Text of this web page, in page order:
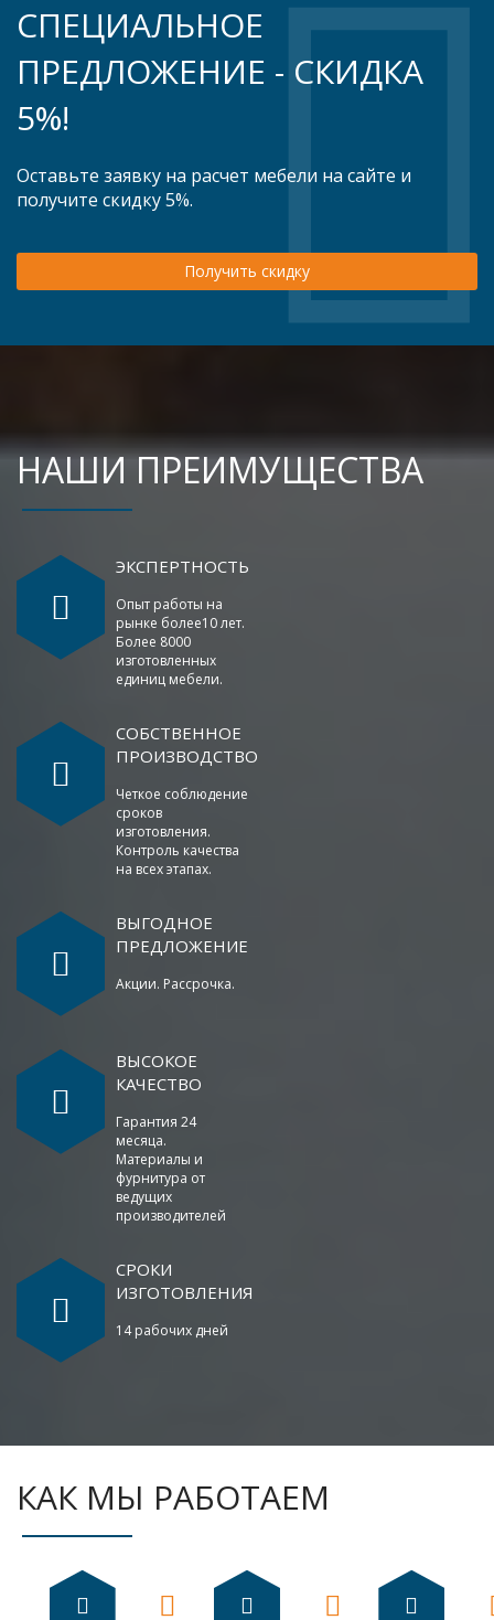
СПЕЦИАЛЬНОЕ
ПРЕДЛОЖЕНИЕ - СКИДКА
5%!
Оставьте заявку на расчет мебели на сайте и
получите скидку 5%.
Получить скидку
НАШИ ПРЕИМУЩЕСТВА
ЭКСПЕРТНОСТЬ
Опыт работы на
рынке более10 лет.
Более 8000
изготовленных
единиц мебели.
СОБСТВЕННОЕ
ПРОИЗВОДСТВО
Четкое соблюдение
сроков
изготовления.
Контроль качества
на всех этапах.
ВЫГОДНОЕ
ПРЕДЛОЖЕНИЕ
Акции. Рассрочка.
ВЫСОКОЕ
КАЧЕСТВО
Гарантия 24
месяца.
Материалы и
фурнитура от
ведущих
производителей
СРОКИ
ИЗГОТОВЛЕНИЯ
14 рабочих дней
КАК МЫ РАБОТАЕМ